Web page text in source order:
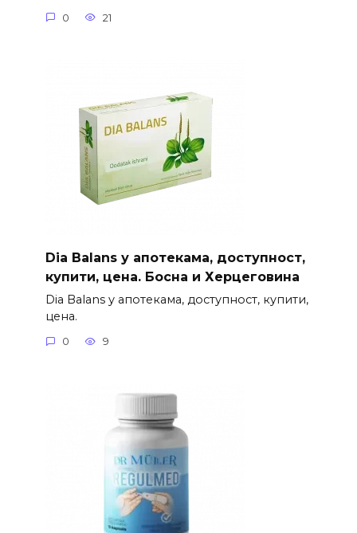
0 21
Dia Balans у апотекама, доступност,
купити, цена. Босна и Херцеговина
Dia Balans у апотекама, доступност, купити,
цена.
0 9